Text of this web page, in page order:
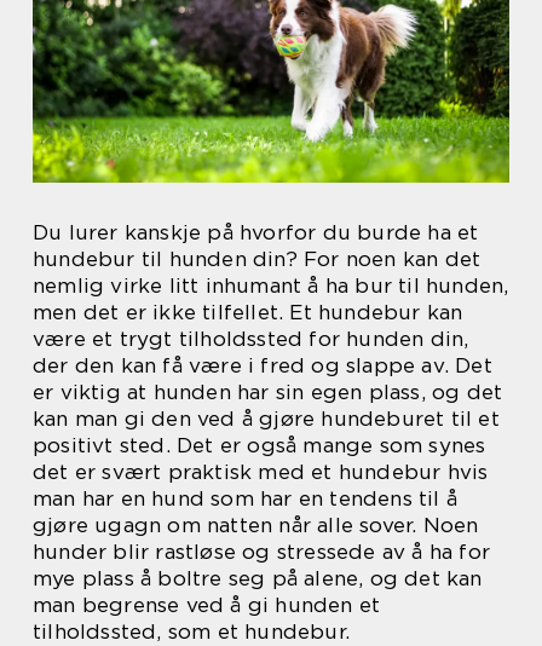
Du lurer kanskje på hvorfor du burde ha et
hundebur til hunden din? For noen kan det
nemlig virke litt inhumant å ha bur til hunden,
men det er ikke tilfellet. Et hundebur kan
være et trygt tilholdssted for hunden din,
der den kan få være i fred og slappe av. Det
er viktig at hunden har sin egen plass, og det
kan man gi den ved å gjøre hundeburet til et
positivt sted. Det er også mange som synes
det er svært praktisk med et hundebur hvis
man har en hund som har en tendens til å
gjøre ugagn om natten når alle sover. Noen
hunder blir rastløse og stressede av å ha for
mye plass å boltre seg på alene, og det kan
man begrense ved å gi hunden et
tilholdssted, som et hundebur.